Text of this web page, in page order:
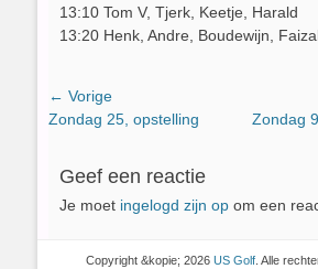
13:10 Tom V, Tjerk, Keetje, Harald
13:20 Henk, Andre, Boudewijn,
Bericht
navigatie
← Vorige
Vorig
Zondag 25, opstelling
Volgend
Zondag
Geef een reactie
Je moet ingelogd zijn op om een
Copyright &kopie; 2026 US Golf . Alle